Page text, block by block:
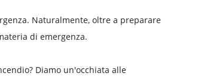
Naturalmente, oltre a preparare
di emergenza.
Diamo un'occhiata alle